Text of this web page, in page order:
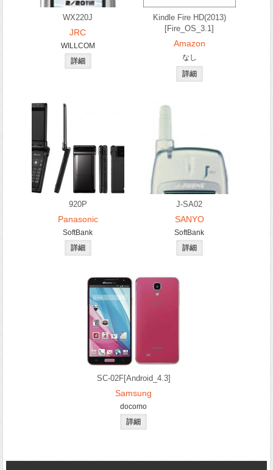
WX220J
JRC
WILLCOM
Kindle Fire HD(2013)
[Fire_OS_3.1]
Amazon
なし
920P
Panasonic
SoftBank
J-SA02
SANYO
SoftBank
SC-02F[Android_4.3]
Samsung
docomo